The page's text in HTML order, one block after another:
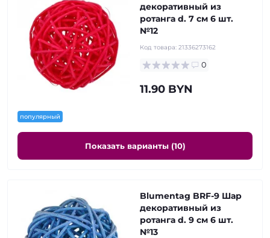
популярный
декоративный из
ротанга d. 7 см 6 шт.
№12
Код товара: 21336273162
0
11.90 BYN
Показать варианты (10)
Blumentag BRF-9 Шар
декоративный из
ротанга d. 9 см 6 шт.
№13